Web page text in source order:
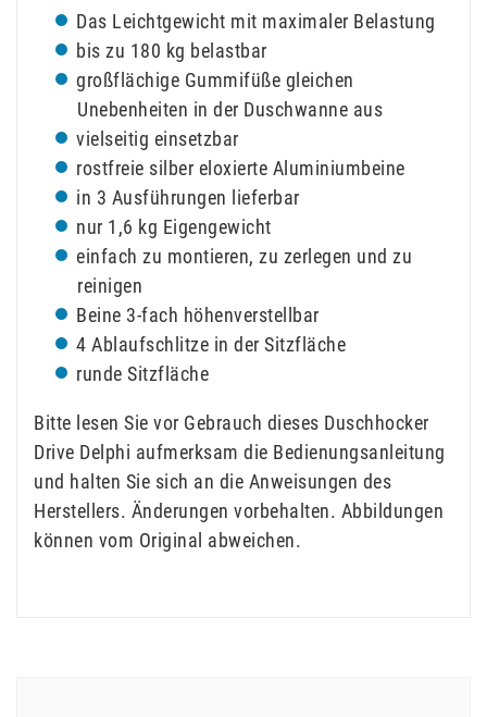
Das Leichtgewicht mit maximaler Belastung
bis zu 180 kg belastbar
großflächige Gummifüße gleichen
Unebenheiten in der Duschwanne aus
vielseitig einsetzbar
rostfreie silber eloxierte Aluminiumbeine
in 3 Ausführungen lieferbar
nur 1,6 kg Eigengewicht
einfach zu montieren, zu zerlegen und zu
reinigen
Beine 3-fach höhenverstellbar
4 Ablaufschlitze in der Sitzfläche
runde Sitzfläche
Bitte lesen Sie vor Gebrauch dieses Duschhocker
Drive Delphi aufmerksam die Bedienungsanleitung
und halten Sie sich an die Anweisungen des
Herstellers. Änderungen vorbehalten. Abbildungen
können vom Original abweichen.